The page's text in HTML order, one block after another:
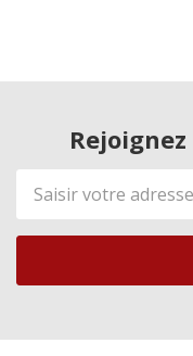
Adresse
de
courriel